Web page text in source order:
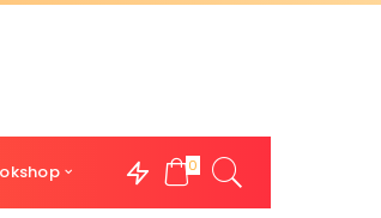
0